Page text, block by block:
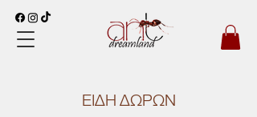
ΕΙΔΗ ΔΩΡΩΝ